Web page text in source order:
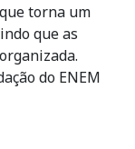
torna um
que as
do ENEM